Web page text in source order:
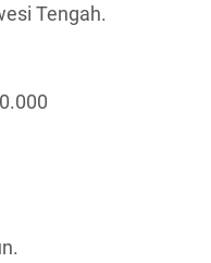
Tengah.